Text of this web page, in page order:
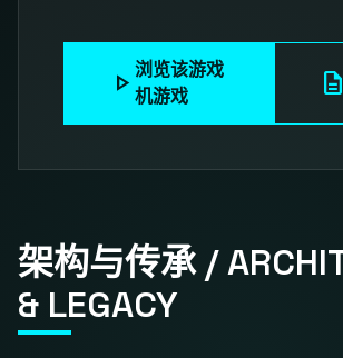
play_arrow 浏览该游戏
机游戏
description
架构与传承 /
& LEGACY